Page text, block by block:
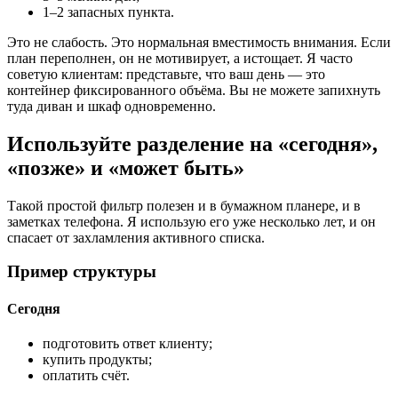
1–2 запасных пункта.
Это не слабость. Это нормальная вместимость внимания. Если
план переполнен, он не мотивирует, а истощает. Я часто
советую клиентам: представьте, что ваш день — это
контейнер фиксированного объёма. Вы не можете запихнуть
туда диван и шкаф одновременно.
Используйте разделение на «сегодня»,
«позже» и «может быть»
Такой простой фильтр полезен и в бумажном планере, и в
заметках телефона. Я использую его уже несколько лет, и он
спасает от захламления активного списка.
Пример структуры
Сегодня
подготовить ответ клиенту;
купить продукты;
оплатить счёт.